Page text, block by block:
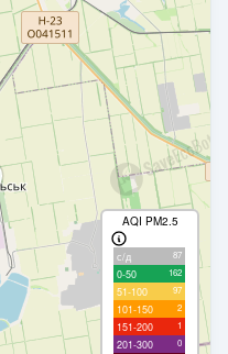
AQI PM2.5
с/д 87
0-50 162
51-100 97
101-150 2
151-200 1
201-300 0